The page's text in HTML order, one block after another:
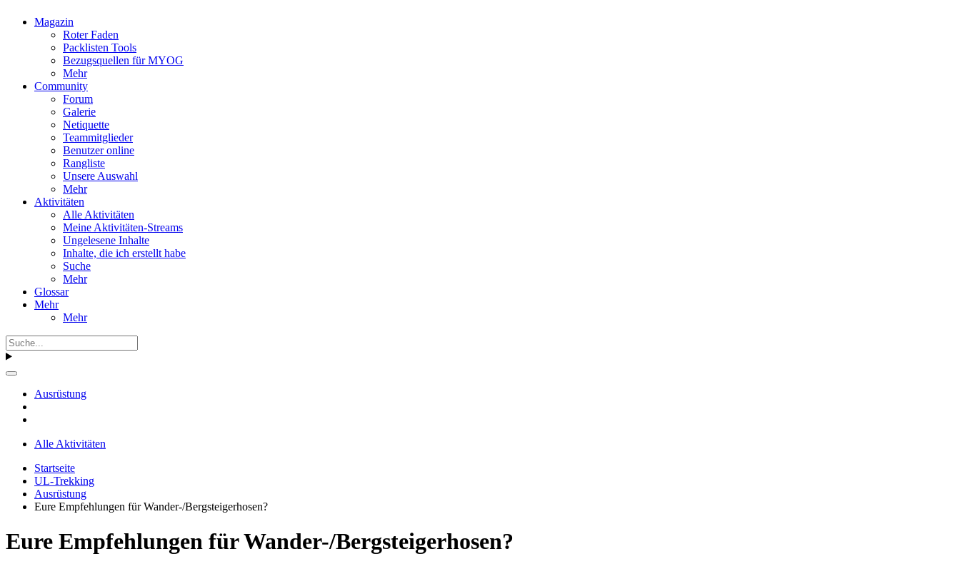
Magazin
Roter Faden
Packlisten Tools
Bezugsquellen für MYOG
Mehr
Community
Forum
Galerie
Netiquette
Teammitglieder
Benutzer online
Rangliste
Unsere Auswahl
Mehr
Aktivitäten
Alle Aktivitäten
Meine Aktivitäten-Streams
Ungelesene Inhalte
Inhalte, die ich erstellt habe
Suche
Mehr
Glossar
Mehr
Mehr
Ausrüstung
Alle Aktivitäten
Startseite
UL-Trekking
Ausrüstung
Eure Empfehlungen für Wander-/Bergsteigerhosen?
Eure Empfehlungen für Wander-/Bergsteigerhosen?